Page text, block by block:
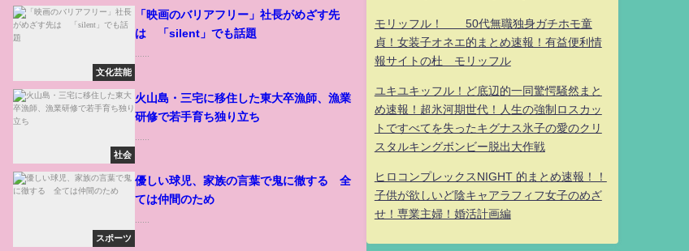
文化芸能
「映画のバリアフリー」社長がめざす先
は 「silent」でも話題
社会
火山島・三宅に移住した東大卒漁師、漁業
研修で若手育ち独り立ち
スポーツ
優しい球児、家族の言葉で鬼に徹する 全
ては仲間のため
モリッフル！ 50代無職独身ガチホモ童
貞！女装子オネエ的まとめ速報！有益便利情
報サイトの杜 モリッフル
ユキユキッフル！ど底辺的一同驚愕騒然まと
め速報！超氷河期世代！人生の強制ロスカッ
トですべてを失ったキグナス氷子の愛のクリ
スタルキングボンビー脱出大作戦
ヒロコンプレックスNIGHT 的まとめ速報！！
子供が欲しいど陰キャアラフィフ女子のめざ
せ！専業主婦！婚活計画編